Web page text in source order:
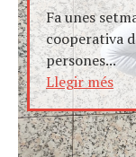
Fa unes
cooperativa
persones...
Llegir més